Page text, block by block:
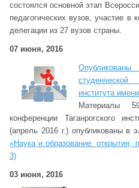
состоялся основной этап
педагогических вузов, участие в
делегации из 27 вузов страны.
07 июня, 2016
студенческой
института
Материалы
конференции Таганрогского
(апрель 2016 г.) опубликованы в
«Наука и образование:
3)
03 июня, 2016